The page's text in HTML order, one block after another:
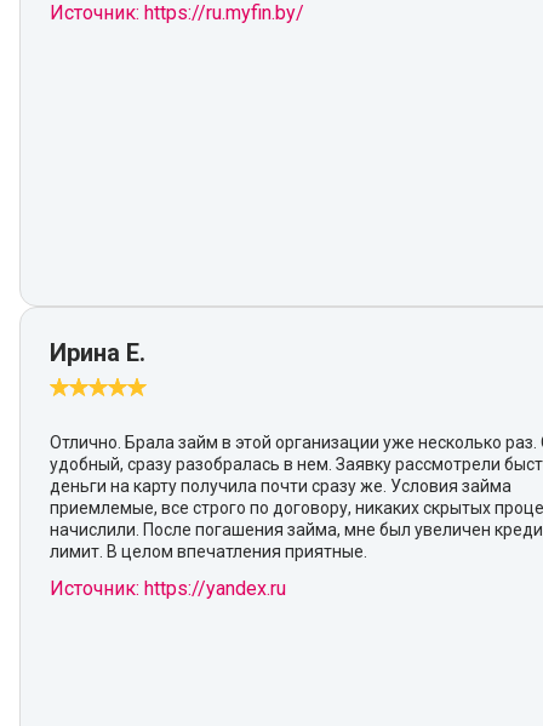
Источник: https://ru.myfin.by/
Ирина Е.
Отлично. Брала займ в этой организации уже несколько раз.
удобный, сразу разобралась в нем. Заявку рассмотрели
деньги на карту получила почти сразу же. Условия займа
приемлемые, все строго по договору, никаких скрытых
начислили. После погашения займа, мне был увеличен
лимит. В целом впечатления приятные.
Источник: https://yandex.ru